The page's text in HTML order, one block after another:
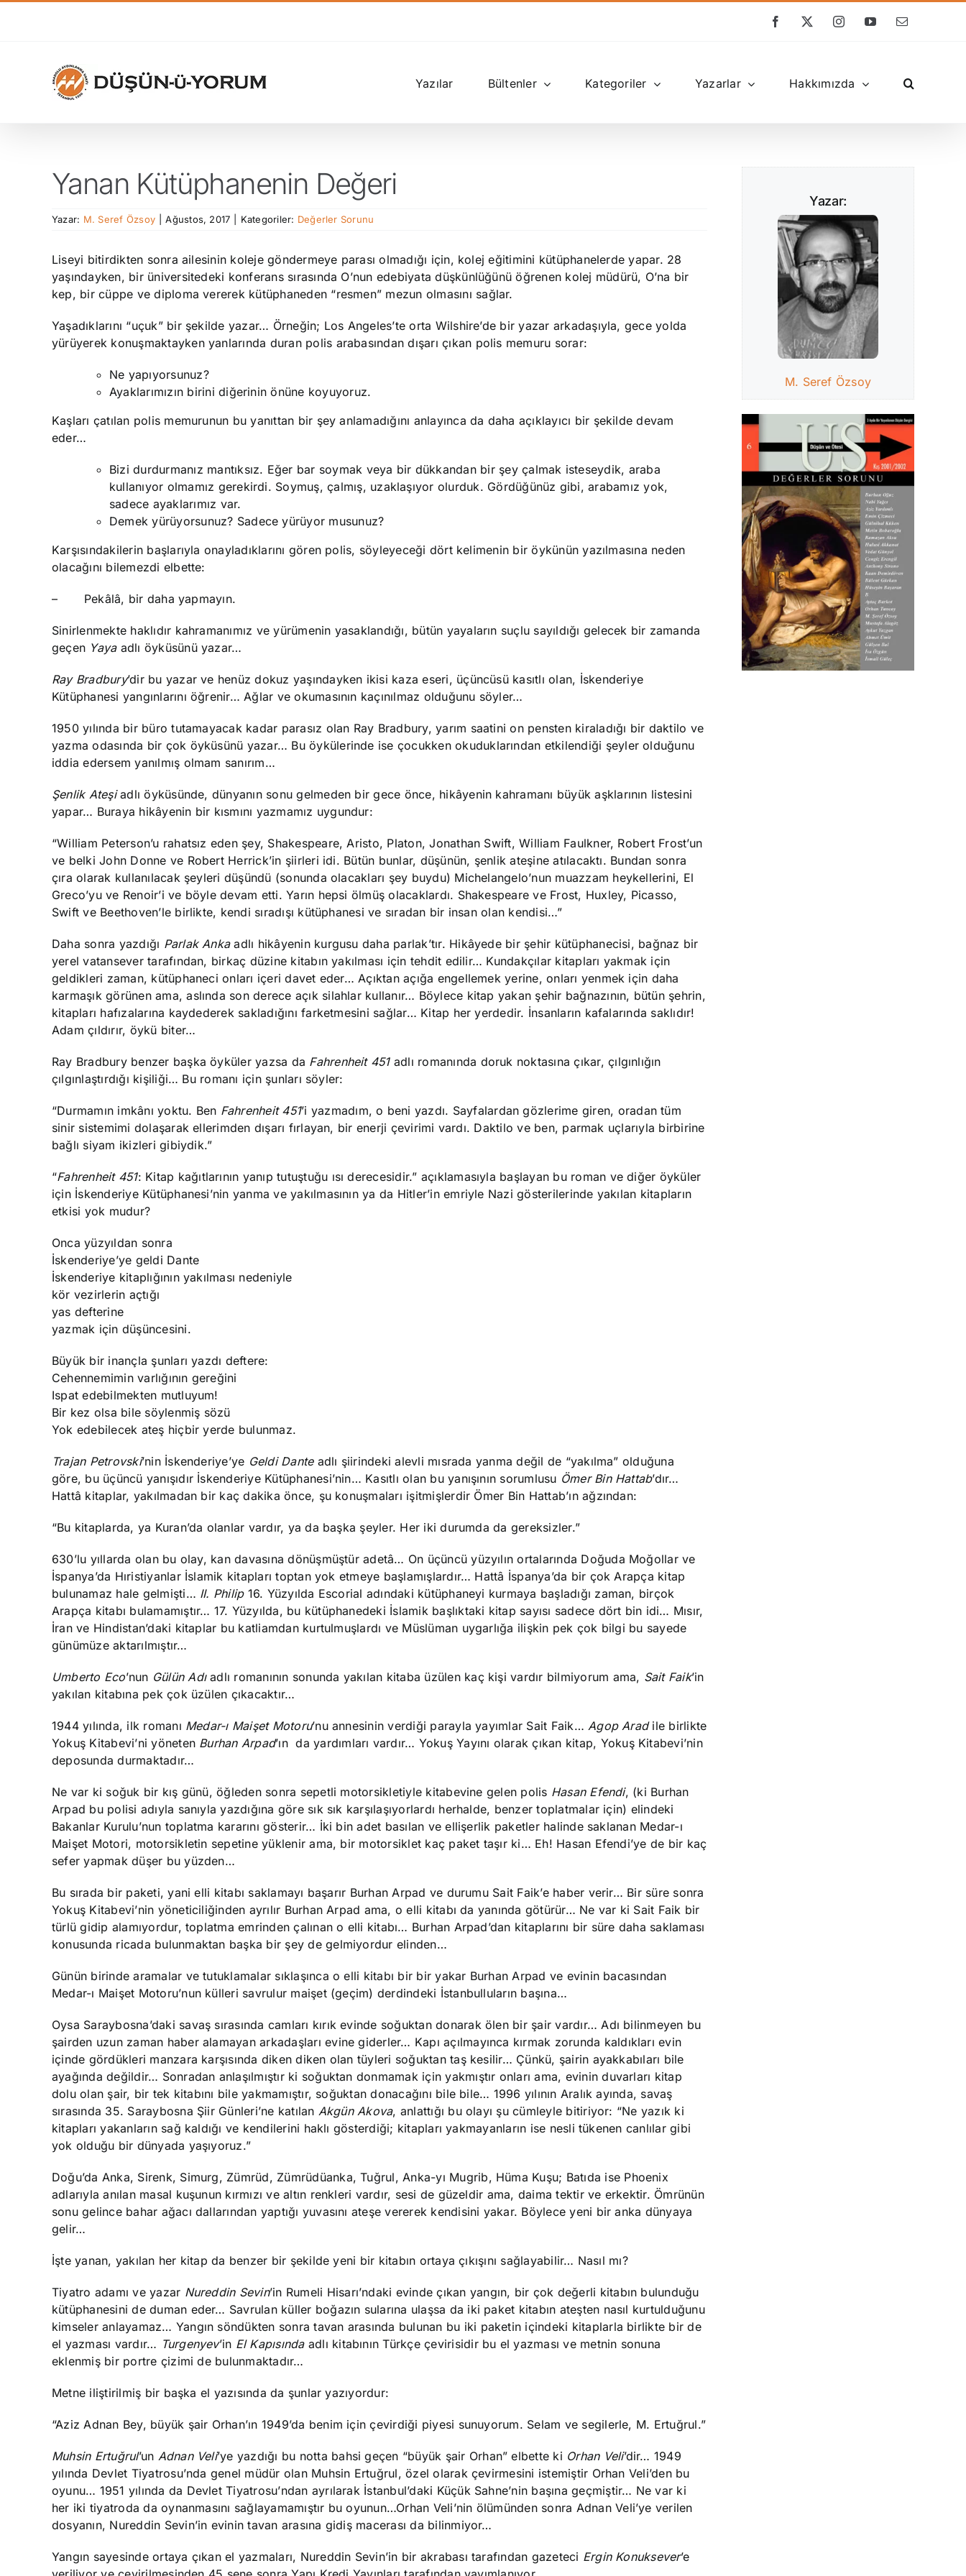
Facebook
X InstagramYouTube
E-
Yazılar Bültenler Kategoriler Yazarlar Hakkımızda
Yanan Kütüphanenin Değeri
Yazar: M. Seref Özsoy Ağustos, 2017 Kategoriler: Değerler Sorunu
Liseyi bitirdikten sonra ailesinin koleje göndermeye parası olmadığı için, kolej eğitimini kütüphanelerde yapar. 28
yaşındayken, bir üniversitedeki konferans sırasında O’nun edebiyata düşkünlüğünü öğrenen kolej müdürü, O’na bir
kep, bir cüppe ve diploma vererek kütüphaneden “resmen” mezun olmasını sağlar.
Yaşadıklarını “uçuk” bir şekilde yazar… Örneğin; Los Angeles’te orta Wilshire’de bir yazar arkadaşıyla, gece yolda
yürüyerek konuşmaktayken yanlarında duran polis arabasından dışarı çıkan polis memuru sorar:
Ne yapıyorsunuz?
Ayaklarımızın birini diğerinin önüne koyuyoruz.
Kaşları çatılan polis memurunun bu yanıttan bir şey anlamadığını anlayınca da daha açıklayıcı bir şekilde devam
eder…
Bizi durdurmanız mantıksız. Eğer bar soymak veya bir dükkandan bir şey çalmak isteseydik, araba
kullanıyor olmamız gerekirdi. Soymuş, çalmış, uzaklaşıyor olurduk. Gördüğünüz gibi, arabamız yok,
sadece ayaklarımız var.
Demek yürüyorsunuz? Sadece yürüyor musunuz?
Karşısındakilerin başlarıyla onayladıklarını gören polis, söyleyeceği dört kelimenin bir öykünün yazılmasına neden
olacağını bilemezdi elbette:
– Pekâlâ, bir daha yapmayın.
Sinirlenmekte haklıdır kahramanımız ve yürümenin yasaklandığı, bütün yayaların suçlu sayıldığı gelecek bir zamanda
geçen Yaya adlı öyküsünü yazar…
Ray Bradbury’dir bu yazar ve henüz dokuz yaşındayken ikisi kaza eseri, üçüncüsü kasıtlı olan, İskenderiye
Kütüphanesi yangınlarını öğrenir… Ağlar ve okumasının kaçınılmaz olduğunu söyler…
1950 yılında bir büro tutamayacak kadar parasız olan Ray Bradbury, yarım saatini on pensten kiraladığı bir daktilo ve
yazma odasında bir çok öyküsünü yazar… Bu öykülerinde ise çocukken okuduklarından etkilendiği şeyler olduğunu
iddia edersem yanılmış olmam sanırım…
Şenlik Ateşiadlı öyküsünde, dünyanın sonu gelmeden bir gece önce, hikâyenin kahramanı büyük aşklarının listesini
yapar… Buraya hikâyenin bir kısmını yazmamız uygundur:
“William Peterson’u rahatsız eden şey, Shakespeare, Aristo, Platon, Jonathan Swift, William Faulkner, Robert Frost’un
ve belki John Donne ve Robert Herrick’in şiirleri idi. Bütün bunlar, düşünün, şenlik ateşine atılacaktı. Bundan sonra
çıra olarak kullanılacak şeyleri düşündü (sonunda olacakları şey buydu) Michelangelo’nun muazzam heykellerini, El
Greco’yu ve Renoir’i ve böyle devam etti. Yarın hepsi ölmüş olacaklardı. Shakespeare ve Frost, Huxley, Picasso,
Swift ve Beethoven’le birlikte, kendi sıradışı kütüphanesi ve sıradan bir insan olan kendisi…”
Daha sonra yazdığı Parlak Ankaadlı hikâyenin kurgusu daha parlak’tır. Hikâyede bir şehir kütüphanecisi, bağnaz bir
yerel vatansever tarafından, birkaç düzine kitabın yakılması için tehdit edilir… Kundakçılar kitapları yakmak için
geldikleri zaman, kütüphaneci onları içeri davet eder… Açıktan açığa engellemek yerine, onları yenmek için daha
karmaşık görünen ama, aslında son derece açık silahlar kullanır… Böylece kitap yakan şehir bağnazının, bütün şehrin,
kitapları hafızalarına kaydederek sakladığını farketmesini sağlar… Kitap her yerdedir. İnsanların kafalarında saklıdır!
Adam çıldırır, öykü biter…
Ray Bradbury benzer başka öyküler yazsa da Fahrenheit 451 adlı romanında doruk noktasına çıkar, çılgınlığın
çılgınlaştırdığı kişiliği… Bu romanı için şunları söyler:
“Durmamın imkânı yoktu. Ben Fahrenheit 451’i yazmadım, o beni yazdı. Sayfalardan gözlerime giren, oradan tüm
sinir sistemimi dolaşarak ellerimden dışarı fırlayan, bir enerji çevirimi vardı. Daktilo ve ben, parmak uçlarıyla birbirine
bağlı siyam ikizleri gibiydik.”
“Fahrenheit 451: Kitap kağıtlarının yanıp tutuştuğu ısı derecesidir.” açıklamasıyla başlayan bu roman ve diğer öyküler
için İskenderiye Kütüphanesi’nin yanma ve yakılmasının ya da Hitler’in emriyle Nazi gösterilerinde yakılan kitapların
etkisi yok mudur?
Onca yüzyıldan sonra
İskenderiye’ye geldi Dante
İskenderiye kitaplığının yakılması nedeniyle
kör vezirlerin açtığı
yas defterine
yazmak için düşüncesini.
Büyük bir inançla şunları yazdı deftere:
Cehennemimin varlığının gereğini
Ispat edebilmekten mutluyum!
Bir kez olsa bile söylenmiş sözü
Yok edebilecek ateş hiçbir yerde bulunmaz.
Trajan Petrovski’nin İskenderiye’ye Geldi Danteadlı şiirindeki alevli mısrada yanma değil de “yakılma” olduğuna
göre, bu üçüncü yanışıdır İskenderiye Kütüphanesi’nin… Kasıtlı olan bu yanışının sorumlusu Ömer Bin Hattab’dır…
Hattâ kitaplar, yakılmadan bir kaç dakika önce, şu konuşmaları işitmişlerdir Ömer Bin Hattab’ın ağzından:
“Bu kitaplarda, ya Kuran’da olanlar vardır, ya da başka şeyler. Her iki durumda da gereksizler.”
630’lu yıllarda olan bu olay, kan davasına dönüşmüştür adetâ… On üçüncü yüzyılın ortalarında Doğuda Moğollar ve
İspanya’da Hıristiyanlar İslamik kitapları toptan yok etmeye başlamışlardır… Hattâ İspanya’da bir çok Arapça kitap
bulunamaz hale gelmişti… II. Philip 16. Yüzyılda Escorial adındaki kütüphaneyi kurmaya başladığı zaman, birçok
Arapça kitabı bulamamıştır… 17. Yüzyılda, bu kütüphanedeki İslamik başlıktaki kitap sayısı sadece dört bin idi… Mısır,
İran ve Hindistan’daki kitaplar bu katliamdan kurtulmuşlardı ve Müslüman uygarlığa ilişkin pek çok bilgi bu sayede
günümüze aktarılmıştır…
Umberto Eco’nun Gülün Adıadlı romanının sonunda yakılan kitaba üzülen kaç kişi vardır bilmiyorum ama, Sait Faik’in
yakılan kitabına pek çok üzülen çıkacaktır…
1944 yılında, ilk romanı Medar-ı Maişet Motoru’nu annesinin verdiği parayla yayımlar Sait Faik…Agop Aradile birlikte
Yokuş Kitabevi’ni yöneten Burhan Arpad’ın da yardımları vardır… Yokuş Yayını olarak çıkan kitap, Yokuş Kitabevi’nin
deposunda durmaktadır…
Ne var ki soğuk bir kış günü, öğleden sonra sepetli motorsikletiyle kitabevine gelen polis Hasan Efendi, (ki Burhan
Arpad bu polisi adıyla sanıyla yazdığına göre sık sık karşılaşıyorlardı herhalde, benzer toplatmalar için) elindeki
Bakanlar Kurulu’nun toplatma kararını gösterir… İki bin adet basılan ve ellişerlik paketler halinde saklanan Medar-ı
Maişet Motori, motorsikletin sepetine yüklenir ama, bir motorsiklet kaç paket taşır ki… Eh! Hasan Efendi’ye de bir kaç
sefer yapmak düşer bu yüzden…
Bu sırada bir paketi, yani elli kitabı saklamayı başarır Burhan Arpad ve durumu Sait Faik’e haber verir… Bir süre sonra
Yokuş Kitabevi’nin yöneticiliğinden ayrılır Burhan Arpad ama, o elli kitabı da yanında götürür… Ne var ki Sait Faik bir
türlü gidip alamıyordur, toplatma emrinden çalınan o elli kitabı… Burhan Arpad’dan kitaplarını bir süre daha saklaması
konusunda ricada bulunmaktan başka bir şey de gelmiyordur elinden…
Günün birinde aramalar ve tutuklamalar sıklaşınca o elli kitabı bir bir yakar Burhan Arpad ve evinin bacasından
Medar-ı Maişet Motoru’nun külleri savrulur maişet (geçim) derdindeki İstanbulluların başına…
Oysa Saraybosna’daki savaş sırasında camları kırık evinde soğuktan donarak ölen bir şair vardır… Adı bilinmeyen bu
şairden uzun zaman haber alamayan arkadaşları evine giderler… Kapı açılmayınca kırmak zorunda kaldıkları evin
içinde gördükleri manzara karşısında diken diken olan tüyleri soğuktan taş kesilir… Çünkü, şairin ayakkabıları bile
ayağında değildir… Sonradan anlaşılmıştır ki soğuktan donmamak için yakmıştır onları ama, evinin duvarları kitap
dolu olan şair, bir tek kitabını bile yakmamıştır, soğuktan donacağını bile bile… 1996 yılının Aralık ayında, savaş
sırasında 35. Saraybosna Şiir Günleri’ne katılan Akgün Akova, anlattığı bu olayı şu cümleyle bitiriyor: “Ne yazık ki
kitapları yakanların sağ kaldığı ve kendilerini haklı gösterdiği; kitapları yakmayanların ise nesli tükenen canlılar gibi
yok olduğu bir dünyada yaşıyoruz.”
Doğu’da Anka, Sirenk, Simurg, Zümrüd, Zümrüdüanka, Tuğrul, Anka-yı Mugrib, Hüma Kuşu; Batıda ise Phoenix
adlarıyla anılan masal kuşunun kırmızı ve altın renkleri vardır, sesi de güzeldir ama, daima tektir ve erkektir. Ömrünün
sonu gelince bahar ağacı dallarından yaptığı yuvasını ateşe vererek kendisini yakar. Böylece yeni bir anka dünyaya
gelir…
İşte yanan, yakılan her kitap da benzer bir şekilde yeni bir kitabın ortaya çıkışını sağlayabilir… Nasıl mı?
Tiyatro adamı ve yazar Nureddin Sevin’in Rumeli Hisarı’ndaki evinde çıkan yangın, bir çok değerli kitabın bulunduğu
kütüphanesini de duman eder… Savrulan küller boğazın sularına ulaşsa da iki paket kitabın ateşten nasıl kurtulduğunu
kimseler anlayamaz… Yangın söndükten sonra tavan arasında bulunan bu iki paketin içindeki kitaplarla birlikte bir de
el yazması vardır… Turgenyev’in El Kapısındaadlı kitabının Türkçe çevirisidir bu el yazması ve metnin sonuna
eklenmiş bir portre çizimi de bulunmaktadır…
Metne iliştirilmiş bir başka el yazısında da şunlar yazıyordur:
“Aziz Adnan Bey, büyük şair Orhan’ın 1949’da benim için çevirdiği piyesi sunuyorum. Selam ve segilerle, M. Ertuğrul.”
Muhsin Ertuğrul’un Adnan Veli’ye yazdığı bu notta bahsi geçen “büyük şair Orhan” elbette ki Orhan Veli’dir… 1949
yılında Devlet Tiyatrosu’nda genel müdür olan Muhsin Ertuğrul, özel olarak çevirmesini istemiştir Orhan Veli’den bu
oyunu… 1951 yılında da Devlet Tiyatrosu’ndan ayrılarak İstanbul’daki Küçük Sahne’nin başına geçmiştir… Ne var ki
her iki tiyatroda da oynanmasını sağlayamamıştır bu oyunun…Orhan Veli’nin ölümünden sonra Adnan Veli’ye verilen
dosyanın, Nureddin Sevin’in evinin tavan arasına gidiş macerası da bilinmiyor…
Yangın sayesinde ortaya çıkan el yazmaları, Nureddin Sevin’in bir akrabası tarafından gazeteci Ergin Konuksever’e
Yazar:
M. Seref Özsoy